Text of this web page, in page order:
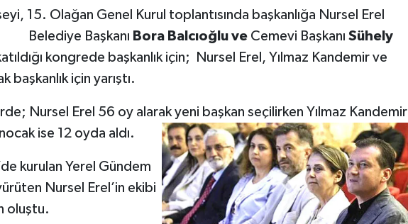
15. Olağan Genel Kurul toplantısında başkanlığa Nursel Erel
Başkanı Bora Balcıoğlu ve Cemevi Başkanı Sühely
kongrede başkanlık için; Nursel Erel, Yılmaz Kandemir ve
başkanlık için yarıştı.
Nursel Erel 56 oy alarak yeni başkan seçilirken Yılmaz Kandemir
ise 12 oyda aldı.
kurulan Yerel Gündem
yürüten Nursel Erel’in ekibi
oluştu.